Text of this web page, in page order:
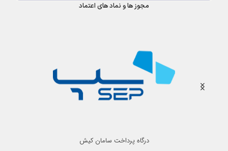
مجوز ها و نماد های اعتماد
درگاه پرداخت سامان کیش